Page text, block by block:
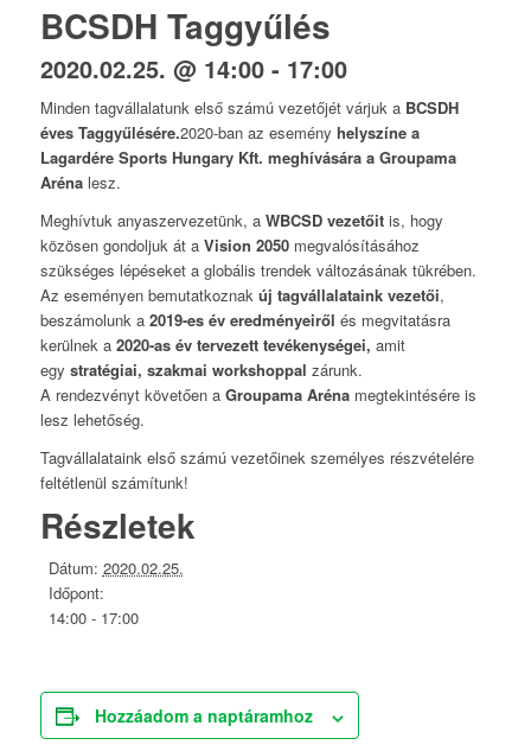
BCSDH Taggyűlés
2020.02.25. @ 14:00- 17:00
Minden tagvállalatunk első számú vezetőjét várjuk a BCSDH
éves Taggyűlésére.2020-ban az esemény helyszíne a
Lagardére Sports Hungary Kft. meghívására a Groupama
Arénalesz.
Meghívtuk anyaszervezetünk, a WBCSD vezetőitis, hogy
közösen gondoljuk át a Vision 2050 megvalósításához
szükséges lépéseket a globális trendek változásának tükrében.
Az eseményen bemutatkoznak új tagvállalataink vezetői,
beszámolunk a 2019-es év eredményeiről és megvitatásra
kerülnek a 2020-as év tervezett tevékenységei, amit
egy stratégiai, szakmai workshoppal zárunk.
A rendezvényt követően a Groupama Aréna megtekintésére is
lesz lehetőség.
Tagvállalataink első számú vezetőinek személyes részvételére
feltétlenül számítunk!
Részletek
Dátum: 2020.02.25.
Időpont:
14:00 - 17:00
Hozzáadom a naptáramhoz